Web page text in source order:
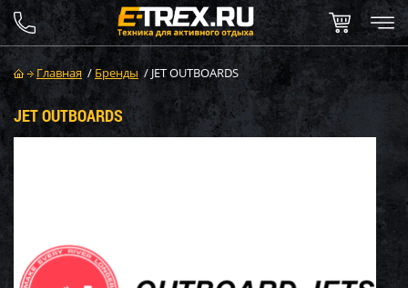
Главная / Бренды / JET OUTBOARDS
JET OUTBOARDS